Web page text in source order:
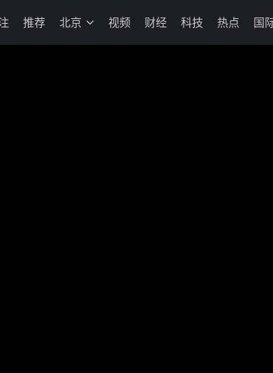
推荐 北京 视频 财经 科技 热点 国